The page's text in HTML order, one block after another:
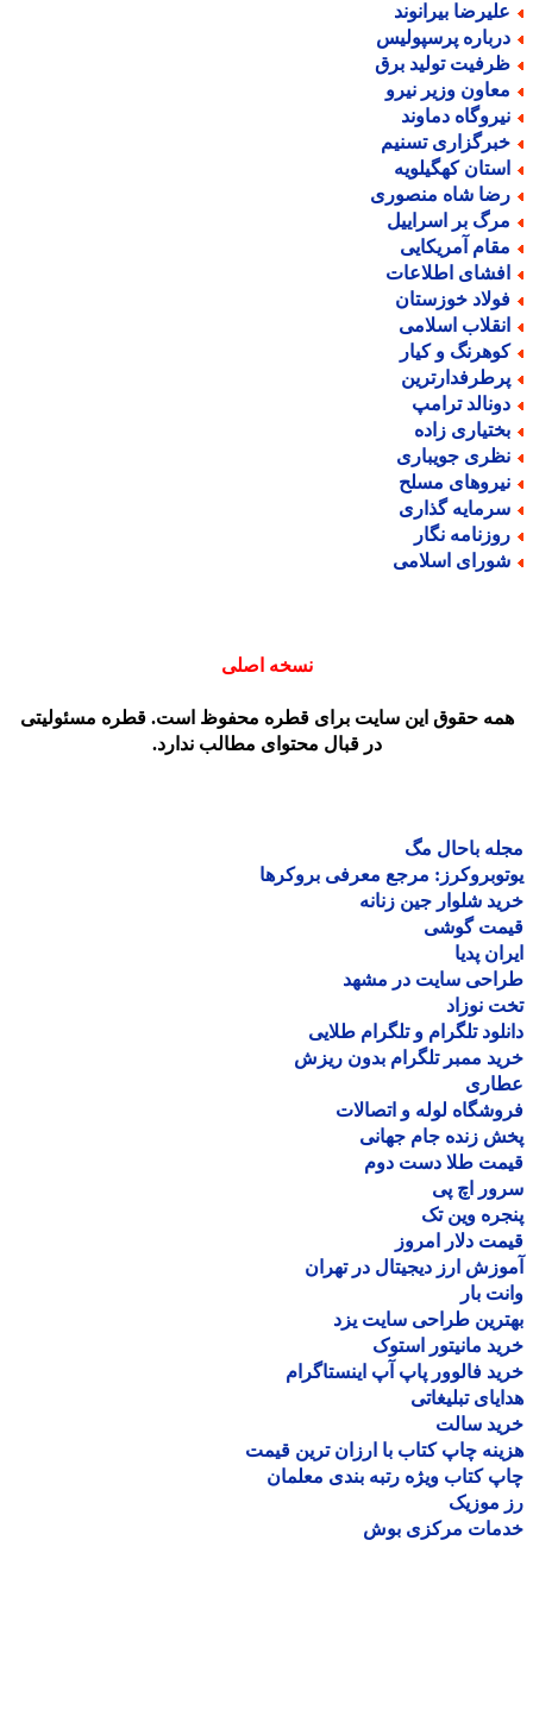
بیرانوند
پرسپولیس
تولید برق
وزیر نیرو
دماوند
تسنیم
کهگیلویه
شاه منصوری
بر اسراییل
آمریکایی
اطلاعات
خوزستان
اسلامی
و کیار
ترامپ
زاده
جویباری
مسلح
گذاری
نگار
اسلامی
نسخه اصلی
حقوق این سایت برای قطره محفوظ است. قطره مسئولیتی
در قبال محتوای مطالب ندارد.
باحال مگ
مرجع معرفی بروکرها
شلوار جین زنانه
گوشی
پدیا
سایت در مشهد
نوزاد
تلگرام و تلگرام طلایی
ممبر تلگرام بدون ریزش
لوله و اتصالات
زنده جام جهانی
طلا دست دوم
اچ پی
وین تک
دلار امروز
ارز دیجیتال در تهران
بار
طراحی سایت یزد
مانیتور استوک
فالوور پاپ آپ اینستاگرام
تبلیغاتی
سالت
چاپ کتاب با ارزان ترین قیمت
کتاب ویژه رتبه بندی معلمان
موزیک
مرکزی بوش